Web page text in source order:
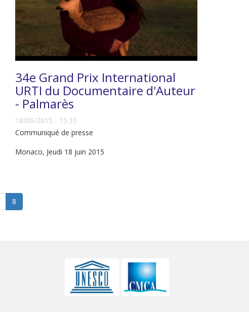
34e Grand Prix International
URTI du Documentaire d'Auteur
- Palmarès
18/06/2015 - 15:31
Communiqué de presse
Monaco, Jeudi 18 juin 2015
8